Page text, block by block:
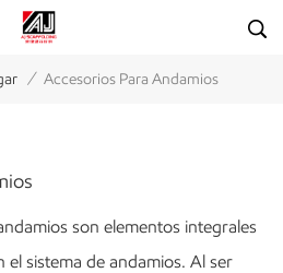
/ Accesorios Para Andamios
son elementos integrales
el sistema de andamios. Al ser